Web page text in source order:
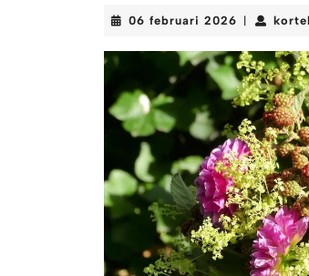
06 februari 2026 06
2026